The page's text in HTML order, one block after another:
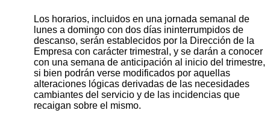
Los horarios, incluidos en una jornada semanal de
lunes a domingo con dos días ininterrumpidos de
descanso, serán establecidos por la Dirección de la
Empresa con carácter trimestral, y se darán a conocer
con una semana de anticipación al inicio del trimestre,
si bien podrán verse modificados por aquellas
alteraciones lógicas derivadas de las necesidades
cambiantes del servicio y de las incidencias que
recaigan sobre el mismo.